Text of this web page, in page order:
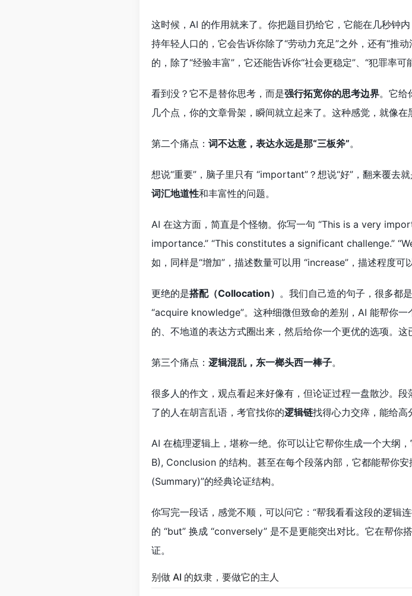
这时候，AI 的作用就来了。你把题目扔给它，它能在几秒钟
持年轻人口的，它会告诉你除了“劳动力充足”之外，还有“推
的，除了“经验丰富”，它还能告诉你“社会更稳定”、“犯罪率可
看到没？它不是替你思考，而是强行拓宽你的思考边界。它给
几个点，你的文章骨架，瞬间就立起来了。这种感觉，就像
第二个痛点： 词不达意，表达永远是那“三板斧”。
想说“重要”，脑子里只有 “important”？想说“好”，翻来覆去
词汇地道性和丰富性的问题。
AI 在这方面，简直是个怪物。你写一句 “This is a very
importance.” “This constitutes a significant challenge.”
如，同样是“增加”，描述数量可以用 “increase”，描述程度可
更绝的是搭配（Collocation） 。我们自己造的句子，很多都
“acquire knowledge”。这种细微但致命的差别，AI 能帮你
的、不地道的表达方式圈出来，然后给你一个更优的选项。这
第三个痛点： 逻辑混乱，东一榔头西一棒子。
很多人的作文，观点看起来好像有，但论证过程一盘散沙。
了的人在胡言乱语，考官找你的逻辑链找得心力交瘁，能给高
AI 在梳理逻辑上，堪称一绝。你可以让它帮你生成一个大
B), Conclusion 的结构。甚至在每个段落内部，它都能帮你
(Summary)”的经典论证结构。
你写完一段话，感觉不顺，可以问它：“帮我看看这段的逻辑
的 “but” 换成 “conversely” 是不是更能突出对比。它在帮你
证。
别做 AI 的奴隶，要做它的主人